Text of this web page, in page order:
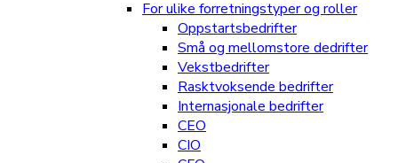
For ulike forretningstyper og roller
Oppstartsbedrifter
Små og mellomstore dedrifter
Vekstbedrifter
Rasktvoksende bedrifter
Internasjonale bedrifter
CEO
CIO